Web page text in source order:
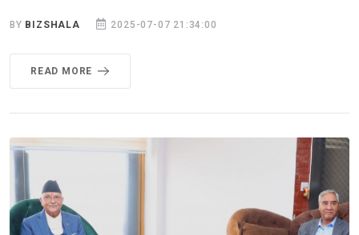
BY BIZSHALA 2025-07-07 21:34:00
READ MORE